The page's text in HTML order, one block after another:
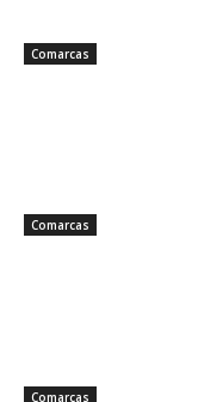
Comarcas
Comarcas
Comarcas